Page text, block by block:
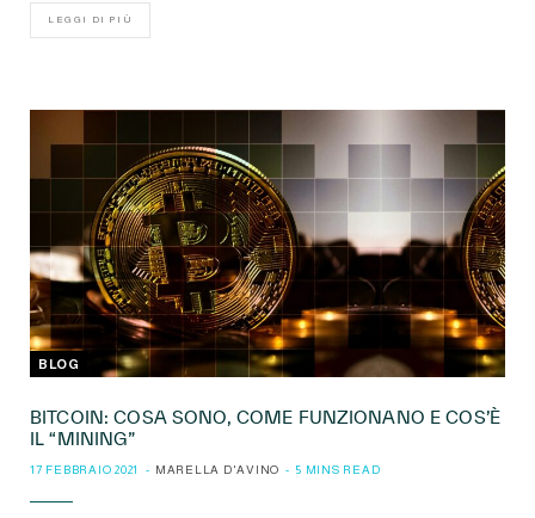
LEGGI DI PIÙ
BLOG
BITCOIN: COSA SONO, COME FUNZIONANO E COS’È
IL “MINING”
17 FEBBRAIO 2021 MARELLA D'AVINO 5 MINS READ